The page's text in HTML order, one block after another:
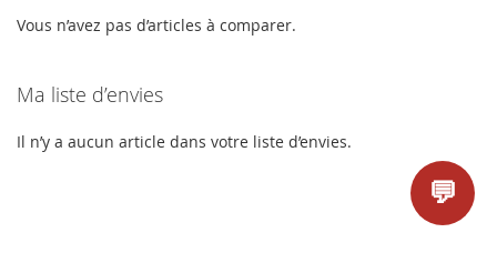
Vous n’avez pas d’articles à comparer.
Ma liste d’envies
Il n’y a aucun article dans votre liste d’envies.
💬